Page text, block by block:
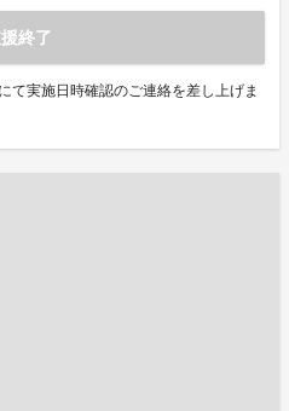
終了
て実施日時確認のご連絡を差し上げま